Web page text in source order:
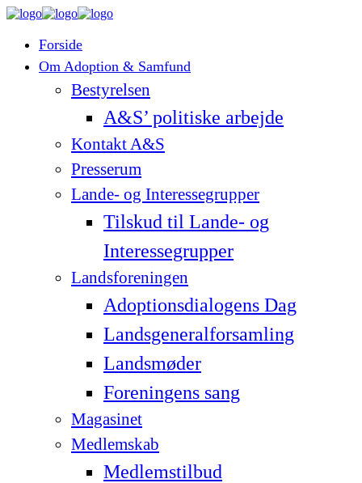
Forside
Om Adoption & Samfund
Bestyrelsen
A&S’ politiske arbejde
Kontakt A&S
Presserum
Lande- og Interessegrupper
Tilskud til Lande- og
Interessegrupper
Landsforeningen
Adoptionsdialogens Dag
Landsgeneralforsamling
Landsmøder
Foreningens sang
Magasinet
Medlemskab
Medlemstilbud